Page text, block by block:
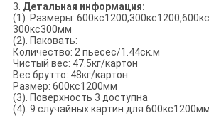
3. Детальная информация:
(1). Размеры:
300кс300мм
(2). Паковать:
Количество: 2 пьесес/1.44ск.м
Чистый вес: 47.5кг/картон
Вес брутто: 48кг/картон
Размер: 600кс1200мм
(3). Поверхность 3 доступна
(4). 9 случайных картин для 600кс1200мм